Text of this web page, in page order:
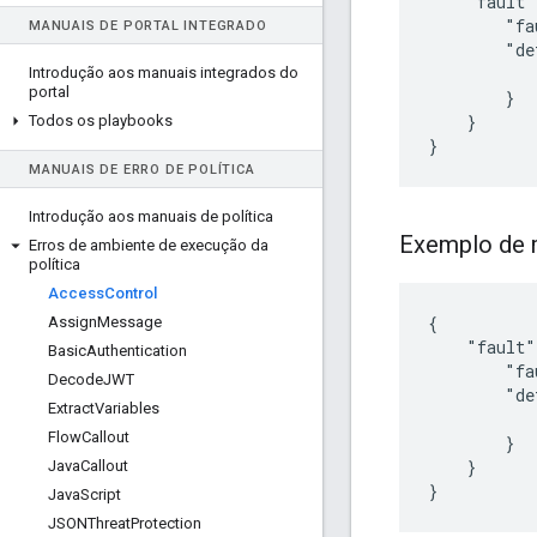
MANUAIS DE PORTAL INTEGRADO
Introdução aos manuais integrados do
portal
Todos os playbooks
MANUAIS DE ERRO DE POLÍTICA
Introdução aos manuais de política
Erros de ambiente de execução da
política
AccessControl
AssignMessage
BasicAuthentication
DecodeJWT
ExtractVariables
FlowCallout
JavaCallout
JavaScript
JSONThreatProtection
        }
    }
}
Exemplo de
{
        }
    }